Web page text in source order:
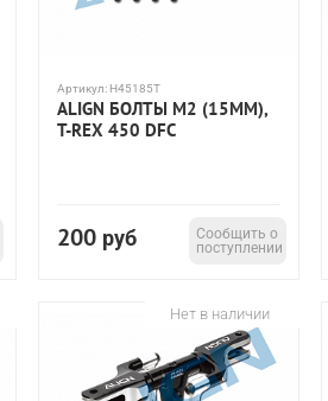
Артикул: H45185T
ALIGN БОЛТЫ M2 (15ММ),
T-REX 450 DFC
200 руб
Сообщить о
поступлении
Нет в наличии